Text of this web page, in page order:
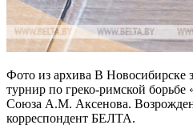
Фото из архива В Новосибирске
турнир по греко-римской
Союза А.М. Аксенова.
корреспондент БЕЛТА.